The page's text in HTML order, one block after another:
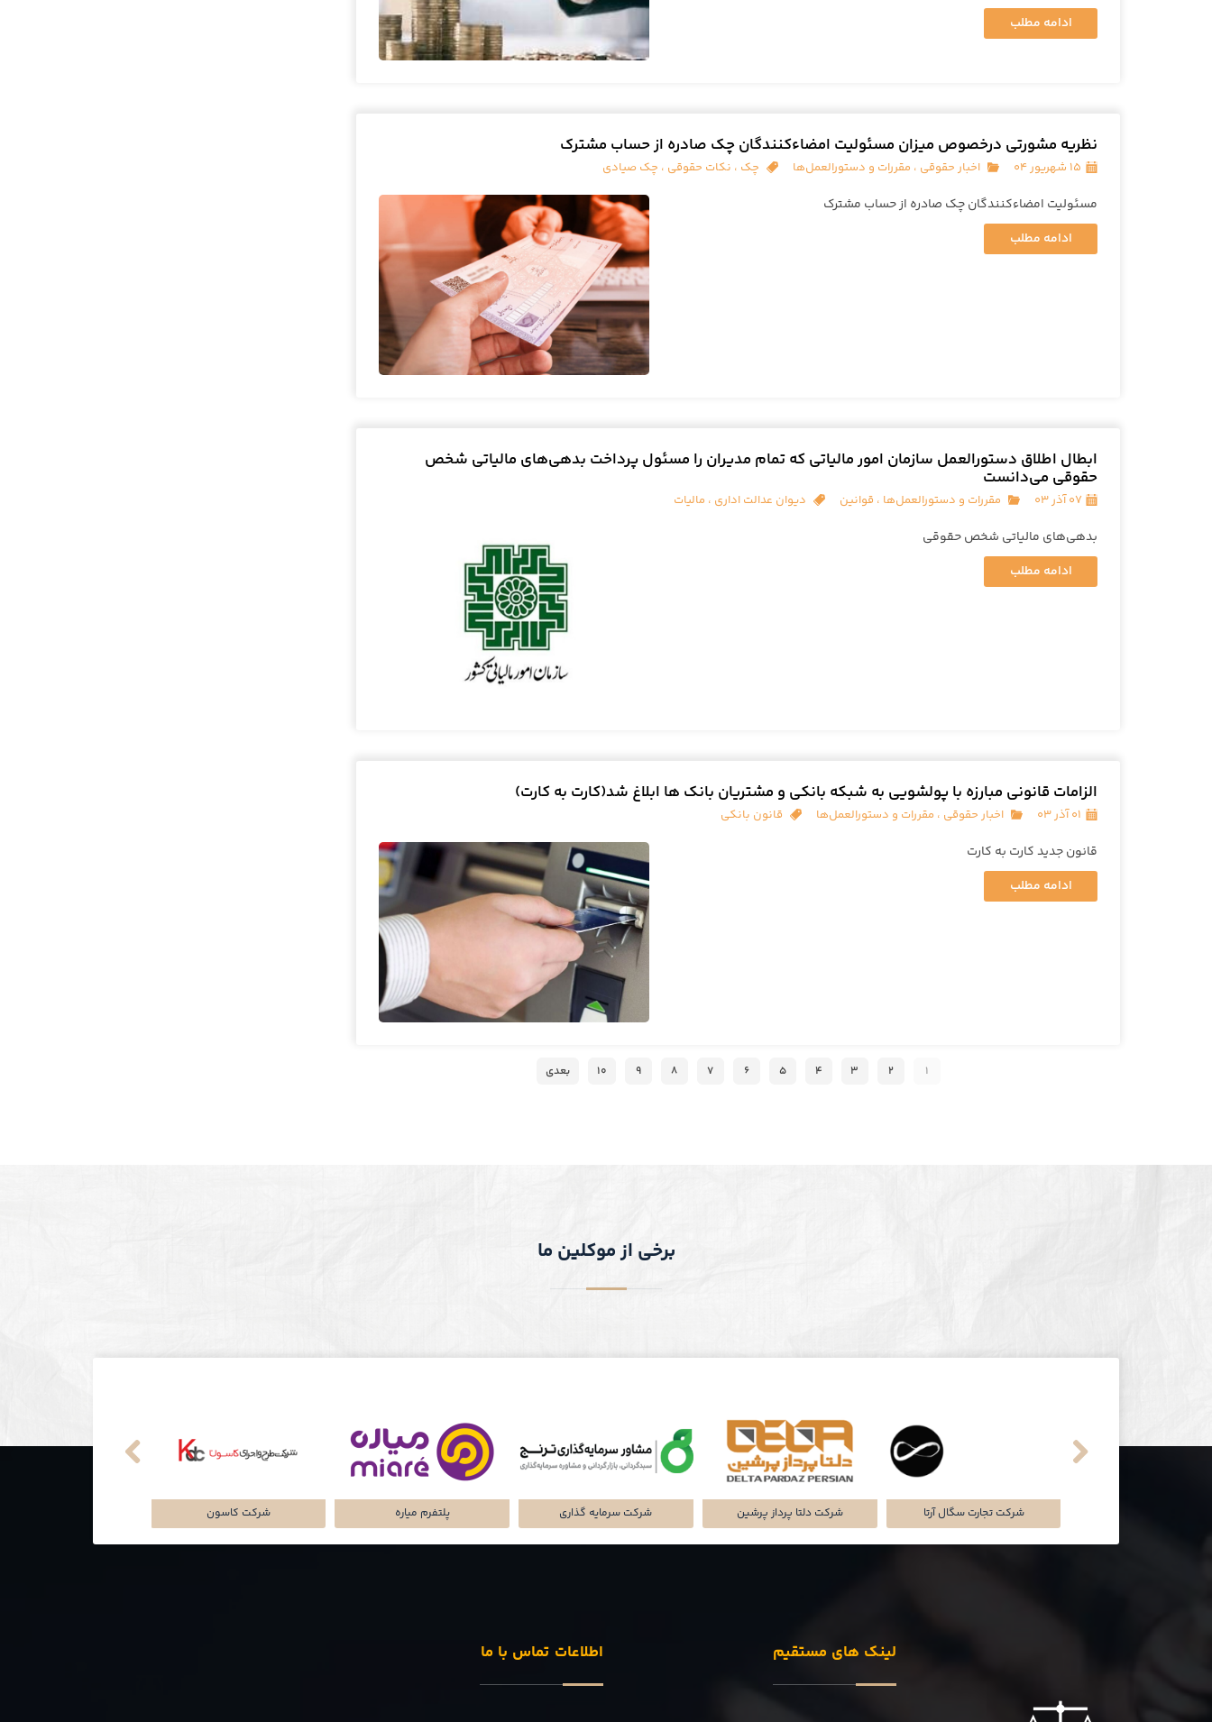
ادامه مطلب
نظریه مشورتی درخصوص میزان مسئولیت امضاء‌کنندگان چک صادره از حساب مشترک
۱۵ شهریور ۰۴ اخبار حقوقی ، مقررات و دستورالعمل‌ها چک ، نکات حقوقی ، چک صیادی
مسئولیت امضاء‌کنندگان چک صادره از حساب مشترک
ادامه مطلب
ابطال اطلاق دستورالعمل سازمان امور مالیاتی که تمام مدیران را مسئول پرداخت بدهی‌های مالیاتی شخص
حقوقی می‌دانست
۰۷ آذر ۰۳ مقررات و دستورالعمل‌ها ، قوانین دیوان عدالت اداری ، مالیات
بدهی‌های مالیاتی شخص حقوقی
ادامه مطلب
الزامات قانونی مبارزه با پولشویی به شبکه بانکی و مشتریان بانک ها ابلاغ شد(کارت به کارت)
۰۱ آذر ۰۳ اخبار حقوقی ، مقررات و دستورالعمل‌ها قانون بانکی
قانون جدید کارت به کارت
ادامه مطلب
۱ ۲ ۳ ۴ ۵ ۶ ۷ ۸ ۹ ۱۰ بعدی
شرکت سرمایه گذاری شرکت دلتا پرداز پرشین شرکت تجارت سگال آرتا تماشاخانه‌ی ملک
سامانه‌های هوشمند عرشیا
کارگزاری بانکی
برخی از موکلین ما
لینک های مستقیم اطلاعات تماس با ما